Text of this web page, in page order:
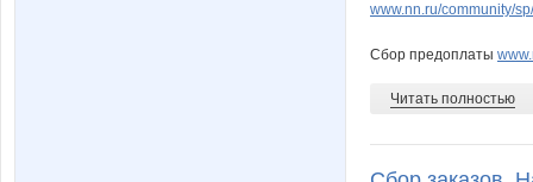
www.nn.ru/community/
Сбор предоплаты
Читать полностью